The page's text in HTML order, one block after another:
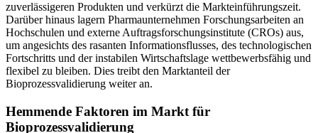
zuverlässigeren Produkten und verkürzt die Markteinführungszeit.
Darüber hinaus lagern Pharmaunternehmen Forschungsarbeiten an
Hochschulen und externe Auftragsforschungsinstitute (CROs) aus,
um angesichts des rasanten Informationsflusses, des technologischen
Fortschritts und der instabilen Wirtschaftslage wettbewerbsfähig und
flexibel zu bleiben. Dies treibt den Marktanteil der
Bioprozessvalidierung weiter an.
Hemmende Faktoren im Markt für
Bioprozessvalidierung